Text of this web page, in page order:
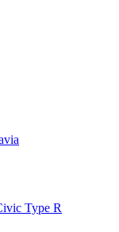
Type R